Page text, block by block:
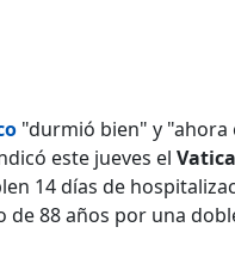
"durmió bien" y "ahora
este jueves el
14 días de
de 88 años por una